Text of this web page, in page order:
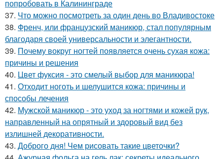
попробовать в Калининграде
37. Что можно посмотреть за один день во Владивостоке
38. Френч, или французский маникюр, стал популярным
благодаря своей универсальности и элегантности.
39. Почему вокруг ногтей появляется очень сухая кожа:
причины и решения
40. Цвет фуксия - это смелый выбор для маникюра!
41. Отходит ноготь и шелушится кожа: причины и
способы лечения
42. Мужской маникюр - это уход за ногтями и кожей рук,
направленный на опрятный и здоровый вид без
излишней декоративности.
43. Доброго дня! Чем рисовать такие цветочки?